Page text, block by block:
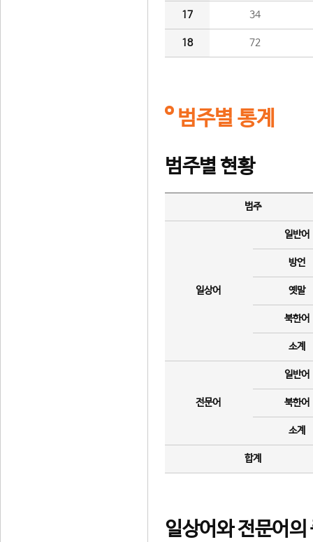
17 34
18 72
범주별 통계
범주별 현황
범주
일상어
일반어
방언
옛말
북한어
소계
전문어
일반어
북한어
소계
합계
일상어와 전문어의